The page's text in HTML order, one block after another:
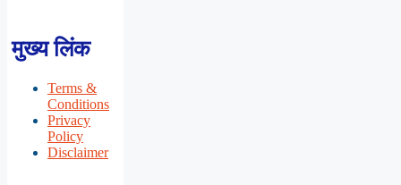
मुख्य लिंक
Terms &
Conditions
Privacy
Policy
Disclaimer